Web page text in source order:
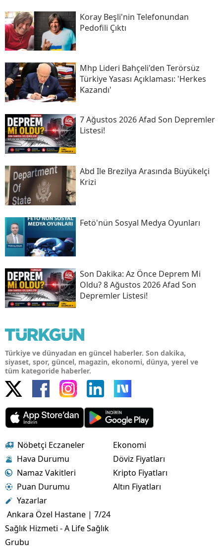
Koray Beşli'nin Telefonundan
Pedofili Çıktı
Mhp Lideri Bahçeli'den Terörsüz
Türkiye Yasası Açıklaması: 'herkes
Kazandı'
7 Ağustos 2026 Afad Son Depremler
Listesi!
Abd Ile Brezilya Arasında Büyükelçi
Krizi
Fetö'nün Sosyal Medya Oyunları
Son Daki̇ka: Az Önce Deprem Mi
Oldu? 8 Ağustos 2026 Afad Son
Depremler Listesi!
Türkiye ve dünyadan en güncel haberler. Son dakika,
siyaset, spor, güncel, magazin, ekonomi, dünya, yerel ve
tüm kategoride haberler.
Nöbetçi Eczaneler
Hava Durumu
Namaz Vakitleri
Puan Durumu
Yazarlar
Ankara Özel Hastane | 7/24
Sağlık Hizmeti - A Life Sağlık
Grubu
Ekonomi
Döviz Fiyatları
Kripto Fiyatları
Altın Fiyatları